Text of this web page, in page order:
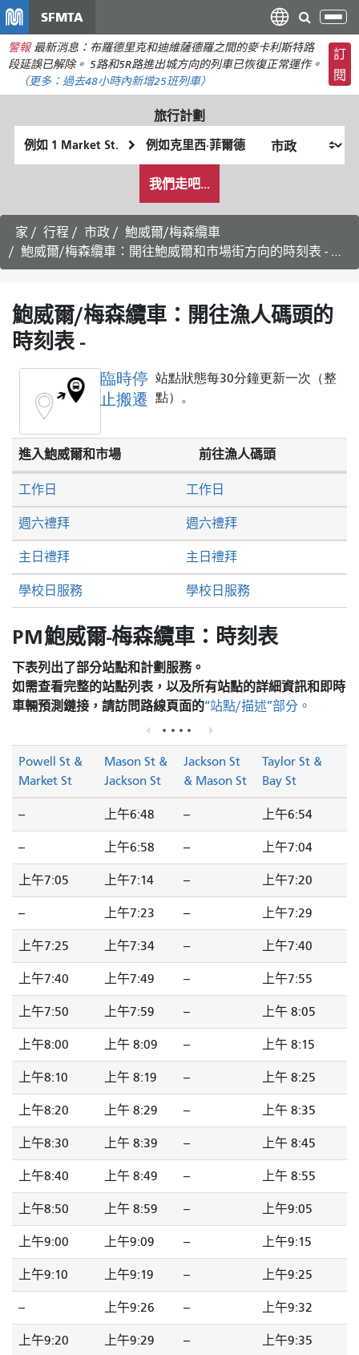
主
要
內
容
SFMTA
切
換
導
航
警報 最新消息：布羅德里克和迪維薩德羅之間的麥卡利斯特路
段延誤已解除。 5路和5R路進出城方向的列車已恢復正常運作。
（更多： 過去48小時內新增25班列車）
訂
閱
旅行計劃
起
始
終
點
我
希
望
的
旅
行
式
我們走吧...
家 行程 市政
鮑威爾/梅森纜車
鮑威爾/梅森纜車：開往鮑威爾和市場街方向的時刻表 - 2026年8月17日
鮑威爾/梅森纜車：開往漁人碼頭的
時刻表 -
臨時停
止搬遷
站點狀態每30分鐘更新一次（整
點）。
進入鮑威爾和市場 前往漁人碼頭
週六禮拜 週六禮拜
主日禮拜 主日禮拜
工作日 工作日
學校日服務 學校日服務
PM鮑威爾-梅森纜車：時刻表
下表列出了部分站點和計劃服務。
如需查看完整的站點列表，以及所有站點的詳細資訊和即時
車輛預測鏈接，請訪問路線頁面的“站點/描述”部分。
Powell St &
Market St
Mason St &
Jackson St
Jackson St
& Mason St
Taylor St &
Bay St
-- 上午6:48 -- 上午6:54
-- 上午6:58 -- 上午7:04
上午7:05 上午7:14 -- 上午7:20
-- 上午7:23 -- 上午7:29
上午7:25 上午7:34 -- 上午7:40
上午7:40 上午7:49 -- 上午7:55
上午7:50 上午7:59 -- 上午 8:05
上午8:00 上午 8:09 -- 上午 8:15
上午8:10 上午 8:19 -- 上午 8:25
上午8:20 上午 8:29 -- 上午 8:35
上午8:30 上午 8:39 -- 上午 8:45
上午8:40 上午 8:49 -- 上午 8:55
上午8:50 上午 8:59 -- 上午9:05
上午9:00 上午9:09 -- 上午9:15
上午9:10 上午9:19 -- 上午9:25
-- 上午9:26 -- 上午9:32
上午9:20 上午9:29 -- 上午9:35